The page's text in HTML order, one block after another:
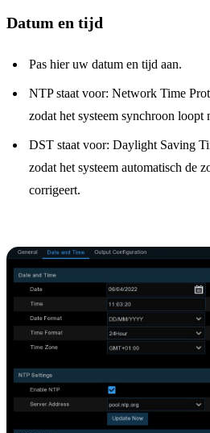
Datum en tijd
Pas hier uw datum en tijd aan.
NTP staat voor: Network Time
zodat het systeem synchroon loopt
DST staat voor: Daylight Saving
zodat het systeem automatisch de
corrigeert.